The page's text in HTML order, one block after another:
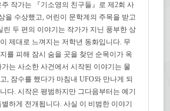
작가는 『기소영의 친구들』로 제2회 사
을 수상했고, 어린이 문학계의 주목을 받고
린 두 편의 이야기는 작가가 지닌 풍부한 상
제대로 느껴지는 저학년 동화입니다. 무
를 피해 잠시 숨을 곳을 찾던 순목이가 옥
는 사소한 사건에서 시작된 이야기는 물
, 잠수를 했다가 마침내 UFO와 만나게 되
다. 시작은 평범하지만 그다음부터는 예기
하게 전개됩니다. 사실 이 비범한 이야기